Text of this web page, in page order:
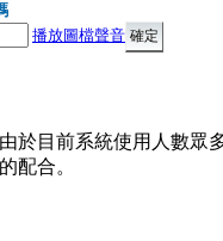
播放圖檔聲音
於目前系統使用人數眾
配合。